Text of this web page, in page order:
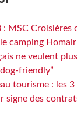
: MSC Croisières
le camping
ne veulent
friendly”
tourisme : les
signe des